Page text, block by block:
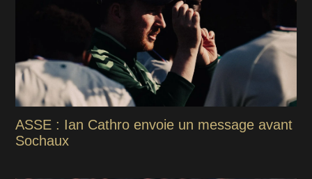
ASSE : Ian Cathro envoie un message avant
Sochaux